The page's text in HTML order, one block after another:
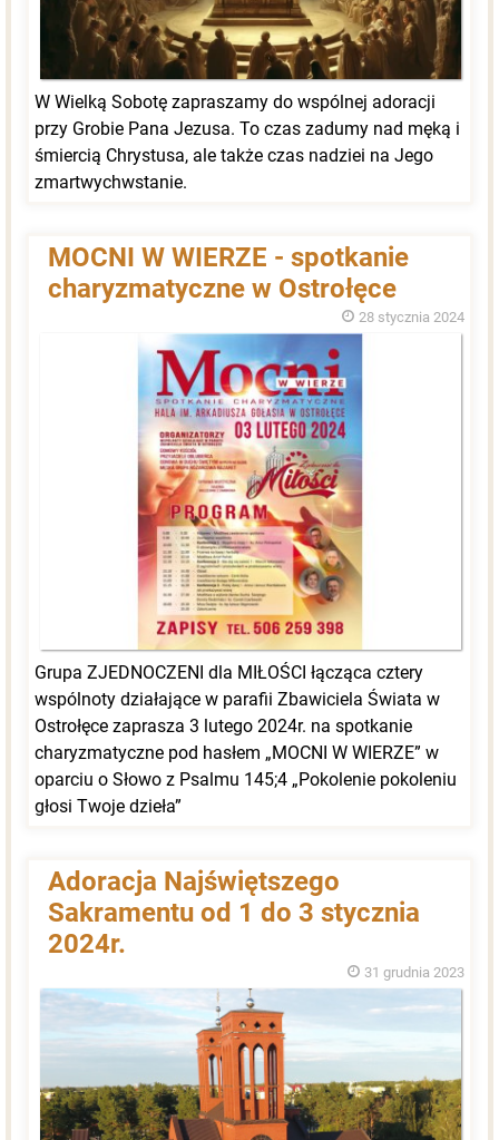
W Wielką Sobotę zapraszamy do wspólnej adoracji
przy Grobie Pana Jezusa. To czas zadumy nad męką i
śmiercią Chrystusa, ale także czas nadziei na Jego
zmartwychwstanie.
MOCNI W WIERZE - spotkanie
charyzmatyczne w Ostrołęce
28 stycznia 2024
Grupa ZJEDNOCZENI dla MIŁOŚCI łącząca cztery
wspólnoty działające w parafii Zbawiciela Świata w
Ostrołęce zaprasza 3 lutego 2024r. na spotkanie
charyzmatyczne pod hasłem „MOCNI W WIERZE” w
oparciu o Słowo z Psalmu 145;4 „Pokolenie pokoleniu
głosi Twoje dzieła”
Adoracja Najświętszego
Sakramentu od 1 do 3 stycznia
2024r.
31 grudnia 2023